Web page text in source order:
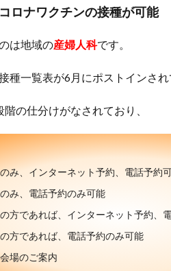
ロナワクチンの接種が可能
は地域の産婦人科です。
種一覧表が6月にポストインさ
の仕分けがなされており、
み、インターネット予約、電話予約
み、電話予約のみ可能
方であれば、インターネット予約、
方であれば、電話予約のみ可能
場のご案内